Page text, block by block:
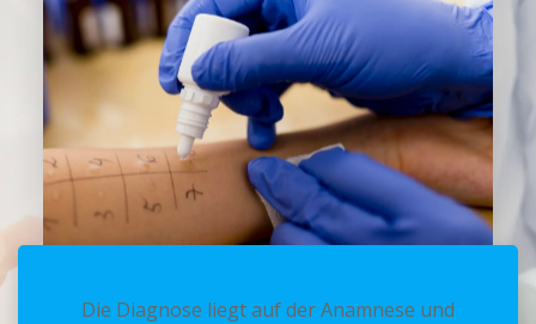
Die Diagnose liegt auf der Anamnese und